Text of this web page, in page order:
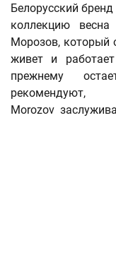
Белорусский
коллекцию
Морозов, который
живет и
прежнему
рекомендуют,
Morozov